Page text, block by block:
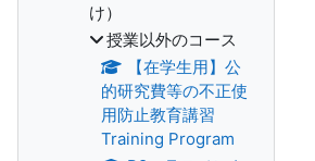
け）
授業以外のコース
【在学生用】公
的研究費等の不正使
用防止教育講習
Training Program